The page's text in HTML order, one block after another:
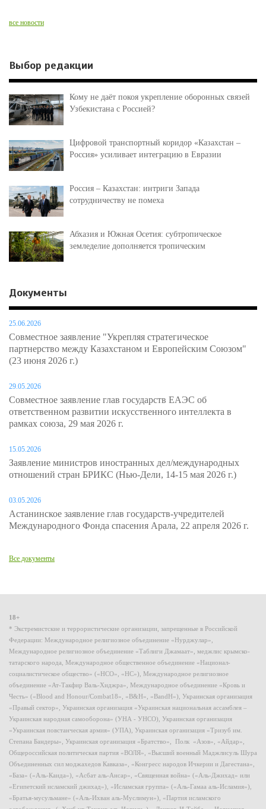
все новости
Выбор редакции
Кому не даёт покоя укрепление оборонных связей
Узбекистана с Россией?
Цифровой транспортный коридор «Казахстан –
Россия» усиливает интеграцию в Евразии
Россия – Казахстан: интриги Запада
сотрудничеству не помеха
Абхазия и Южная Осетия: субтропическое
земледелие дополняется тропическим
Документы
25.06.2026
Совместное заявление "Укрепляя стратегическое
партнерство между Казахстаном и Европейским Союзом"
(23 июня 2026 г.)
29.05.2026
Совместное заявление глав государств ЕАЭС об
ответственном развитии искусственного интеллекта в
рамках союза, 29 мая 2026 г.
15.05.2026
Заявление министров иностранных дел/международных
отношений стран БРИКС (Нью-Дели, 14-15 мая 2026 г.)
03.05.2026
Астанинское заявление глав государств-учредителей
Международного Фонда спасения Арала, 22 апреля 2026 г.
Все документы
18+
* Экстремистские и террористические организации, запрещенные в Российской
Федерации: Международное религиозное объединение «Нурджулар»,
Международное религиозное объединение «Таблиги Джамаат», меджлис крымско-
татарского народа, Международное общественное объединение «Национал-
социалистическое общество» («НСО», «НС»), Международное религиозное
объединение «Ат-Такфир Валь-Хиджра», Международное объединение «Кровь и
Честь» («Blood and Honour/Combat18», «B&H», «BandH»), Украинская организация
«Правый сектор», Украинская организация «Украинская национальная ассамблея –
Украинская народная самооборона» (УНА - УНСО), Украинская организация
«Украинская повстанческая армия» (УПА), Украинская организация «Тризуб им.
Степана Бандеры», Украинская организация «Братство», Полк «Азов», «Айдар»,
Общероссийская политическая партия «ВОЛЯ», «Высший военный Маджлисуль Шура
Объединенных сил моджахедов Кавказа», «Конгресс народов Ичкерии и Дагестана»,
«База» («Аль-Каида»), «Асбат аль-Ансар», «Священная война» («Аль-Джихад» или
«Египетский исламский джихад»), «Исламская группа» («Аль-Гамаа аль-Исламия»),
«Братья-мусульмане» («Аль-Ихван аль-Муслимун»), «Партия исламского